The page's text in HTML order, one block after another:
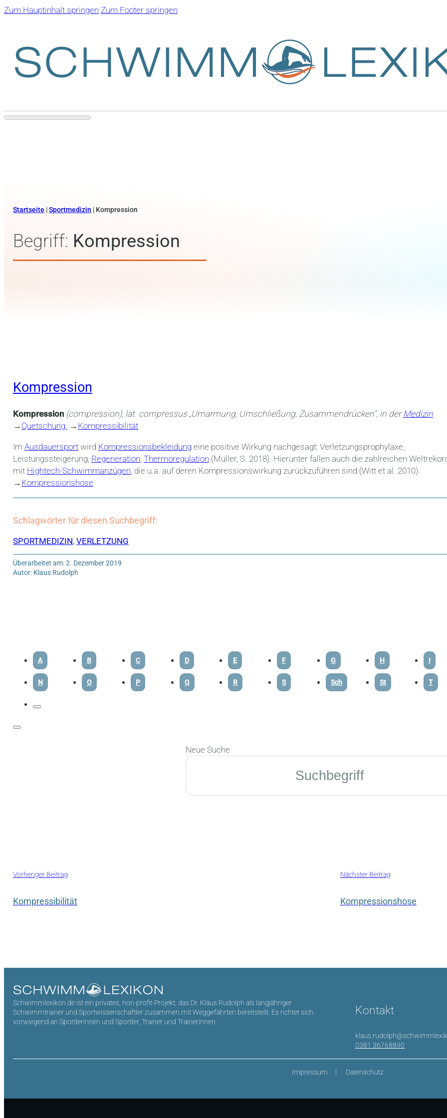
Zum Hauptinhalt springen Zum Footer springen
Startseite |Sportmedizin | Kompression
Begriff: Kompression
Kompression
Kompression (compression), lat. compressus „Umarmung, Umschließung, Zusammendrücken“, in derMedizin
→ Quetschung. → Kompressibilität
Im Ausdauersportwird Kompressionsbekleidung eine positive Wirkung nachgesagt: Verletzungsprophylaxe,
Leistungssteigerung, Regeneration Thermoregulation (Müller, S. 2018). Hierunter fallen auch die zahlreichen
mit Hightech-Schwimmanzügen , die u.a. auf deren Kompressionswirkung zurückzuführen sind (Witt et al. 2010).
→ Kompressionshose
Schlagwörter für diesen Suchbegriff:
SPORTMEDIZIN, VERLETZUNG
Überarbeitet am: 2. Dezember 2019
Autor: Klaus Rudolph
A B C D E F G H I
N O P Q R S Sch St T
Neue Suche
Suchen
Vorheriger Beitrag
Kompressibilität
Nächster Beitrag
Kompressionshose
Schwimmlexikon.de ist ein privates, non-profit-Projekt, das Dr. Klaus Rudolph als langjähriger
Schwimmtrainer und Sportwissenschaftler zusammen mit Weggefährten bereitstellt. Es richtet sich
vorwiegend an Sportlerinnen und Sportler, Trainer und Trainerinnen.
Kontakt
0381 36768890
Impressum Datenschutz